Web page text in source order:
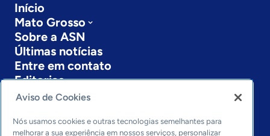
Início
Mato Grosso
Sobre a ASN
Últimas notícias
Entre em contato
Editorias
Economia & Política
Inovação & Tecnologia
Aviso de Cookies
Nós usamos cookies e outras tecnologias semelhantes para
melhorar a sua experiência em nossos serviços, personalizar